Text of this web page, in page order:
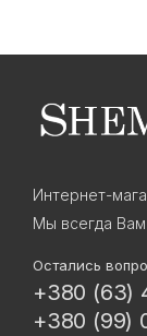
Интернет-
Мы всегда
Остались
+380 (63)
+380 (99)